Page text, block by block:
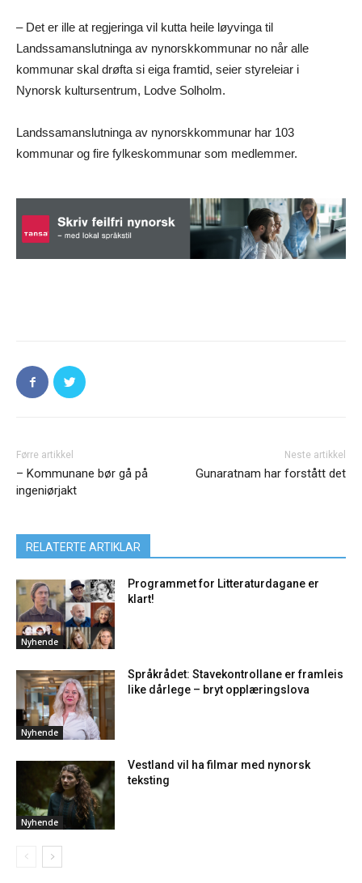
– Det er ille at regjeringa vil kutta heile løyvinga til
Landssamanslutninga av nynorskkommunar no når alle
kommunar skal drøfta si eiga framtid, seier styreleiar i
Nynorsk kultursentrum, Lodve Solholm.
Landssamanslutninga av nynorskkommunar har 103
kommunar og fire fylkeskommunar som medlemmer.
Førre artikkel
– Kommunane bør gå på
ingeniørjakt
Neste artikkel
Gunaratnam har forstått det
RELATERTE ARTIKLAR
Nyhende
Programmet for Litteraturdagane er
klart!
Nyhende
Språkrådet: Stavekontrollane er framleis
like dårlege – bryt opplæringslova
Nyhende
Vestland vil ha filmar med nynorsk
teksting